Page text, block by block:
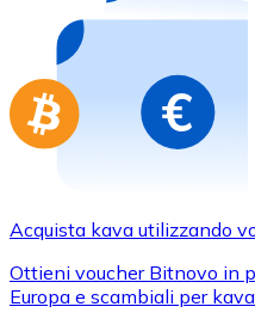
Acquista gift card
Vai al negozio di carte
Acquista kava utilizzando
Ottieni voucher Bitnovo in
Europa e scambiali per kava